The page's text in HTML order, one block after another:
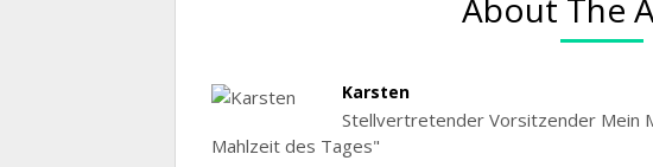
About The
Karsten
Stellvertretender Vorsitzender Mein
Mahlzeit des Tages"